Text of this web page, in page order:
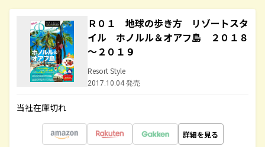
Ｒ０１ 地球の歩き方 リゾートスタ
イル ホノルル＆オアフ島 ２０１８
～２０１９
Resort Style
2017.10.04 発売
当社在庫切れ
詳細を見る